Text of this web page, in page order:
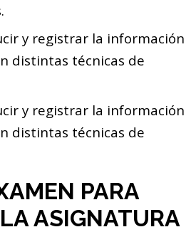
y registrar la información
distintas técnicas de
y registrar la información
distintas técnicas de
PARA
ASIGNATURA